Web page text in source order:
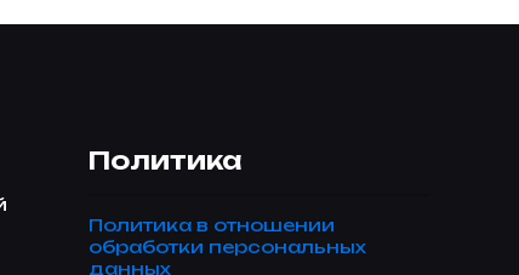
Политика
Политика в отношении
обработки персональных
данных